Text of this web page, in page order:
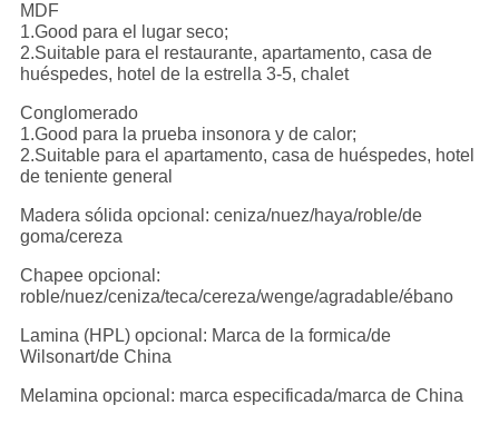
MDF
1.Good para el lugar seco;
2.Suitable para el restaurante, apartamento, casa de
huéspedes, hotel de la estrella 3-5, chalet
Conglomerado
1.Good para la prueba insonora y de calor;
2.Suitable para el apartamento, casa de huéspedes, hotel
de teniente general
Madera sólida opcional: ceniza/nuez/haya/roble/de
goma/cereza
Chapee opcional:
roble/nuez/ceniza/teca/cereza/wenge/agradable/ébano
Lamina (HPL) opcional: Marca de la formica/de
Wilsonart/de China
Melamina opcional: marca especificada/marca de China